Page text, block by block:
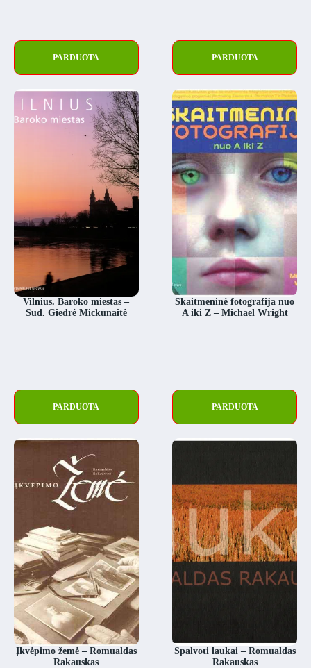
PARDUOTA PARDUOTA
Vilnius. Baroko miestas –
Sud. Giedrė Mickūnaitė
PARDUOTA
Skaitmeninė fotografija nuo
A iki Z – Michael Wright
PARDUOTA
Įkvėpimo žemė – Romualdas
Rakauskas
Spalvoti laukai – Romualdas
Rakauskas